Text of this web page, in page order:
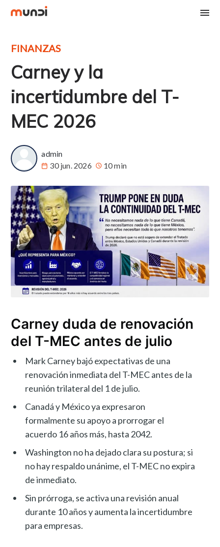
FINANZAS
Carney y la
incertidumbre del T-
MEC 2026
admin
30 jun. 2026
10 min
Carney duda de renovación
del T-MEC antes de julio
Mark Carney bajó expectativas de una
renovación inmediata del T-MEC antes de la
reunión trilateral del 1 de julio.
Canadá y México ya expresaron
formalmente su apoyo a prorrogar el
acuerdo 16 años más, hasta 2042.
Washington no ha dejado clara su postura; si
no hay respaldo unánime, el T-MEC no expira
de inmediato.
Sin prórroga, se activa una revisión anual
durante 10 años y aumenta la incertidumbre
para empresas.